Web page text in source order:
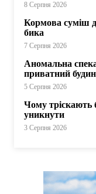
8 Серпня 2026
Кормова суміш
бика
7 Серпня 2026
Аномальна
приватний
5 Серпня 2026
Чому тріскають
уникнути
3 Серпня 2026